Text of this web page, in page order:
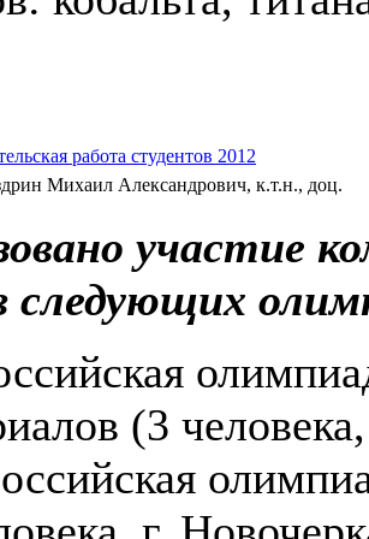
работа студентов 2012
Михаил Александрович, к.т.н., доц.
участие
(3